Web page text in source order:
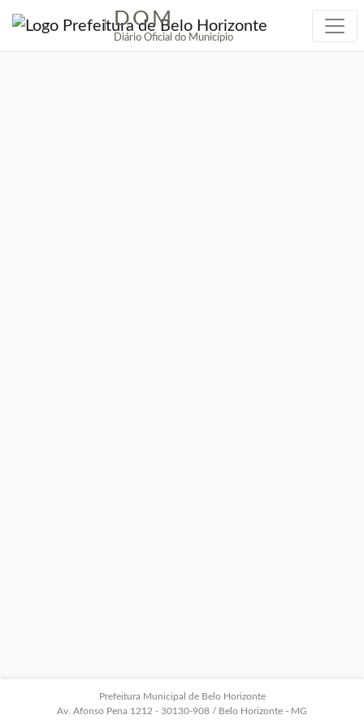
| DOM
Diário Oficial do Município
Prefeitura Municipal de Belo Horizonte
Av. Afonso Pena 1212 - 30130-908 / Belo Horizonte - MG